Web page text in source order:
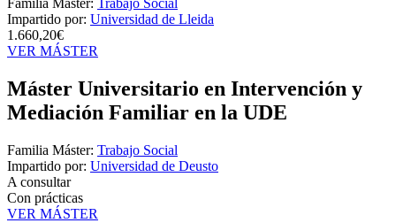
Familia Máster: Trabajo Social
Impartido por: Universidad de Lleida
1.660,20€
VER MÁSTER
Máster Universitario en Intervención y
Mediación Familiar en la UDE
Familia Máster: Trabajo Social
Impartido por: Universidad de Deusto
A consultar
Con prácticas
VER MÁSTER